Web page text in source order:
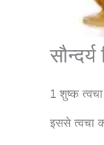
1 शुष्क
इससे त्वचा